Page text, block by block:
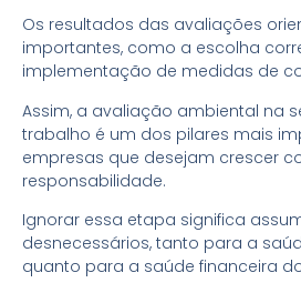
Os resultados das avaliações
importantes, como a escolha
implementação de medidas de
Assim, a avaliação ambiental na
trabalho é um dos pilares mais
empresas que desejam crescer
responsabilidade.
Ignorar essa etapa significa
desnecessários, tanto para a
quanto para a saúde financeira